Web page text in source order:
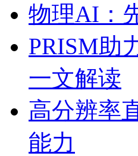
物理AI：
PRISM助
一文解读
高分辨率
能力